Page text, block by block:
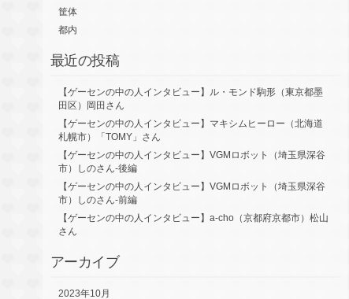
筐体
都内
最近の投稿
【ゲーセンの中の人インタビュー】ル・モンド駒形（東京都墨
田区）岡田さん
【ゲーセンの中の人インタビュー】マキシムヒーロー（北海道
札幌市）「TOMY」さん
【ゲーセンの中の人インタビュー】VGMロボット（埼玉県深谷
市）しのさん-後編
【ゲーセンの中の人インタビュー】VGMロボット（埼玉県深谷
市）しのさん-前編
【ゲーセンの中の人インタビュー】a-cho（京都府京都市）松山
さん
アーカイブ
2023年10月